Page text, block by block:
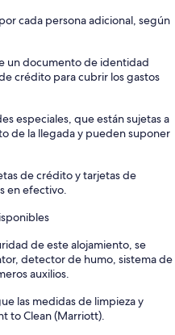
cada persona adicional, según
un documento de identidad
crédito para cubrir los gastos
especiales, que están sujetas a
de la llegada y pueden suponer
de crédito y tarjetas de
en efectivo.
de este alojamiento, se
detector de humo, sistema de
auxilios.
las medidas de limpieza y
to Clean (Marriott).